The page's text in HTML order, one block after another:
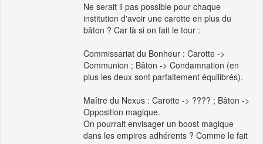
Ne serait il pas possible pour chaque
institution d'avoir une carotte en plus du
bâton ? Car là si on fait le tour :
Commissariat du Bonheur : Carotte ->
Communion ; Bâton -> Condamnation (en
plus les deux sont parfaitement équilibrés).
Maître du Nexus : Carotte -> ???? ; Bâton ->
Opposition magique.
On pourrait envisager un boost magique
dans les empires adhérents ? Comme le fait